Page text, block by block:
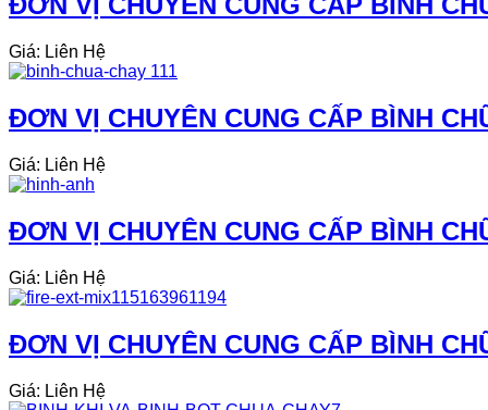
Giá: Liên Hệ
ĐƠN VỊ CHUYÊN CUNG CẤP BÌNH
Giá: Liên Hệ
ĐƠN VỊ CHUYÊN CUNG CẤP BÌNH
Giá: Liên Hệ
ĐƠN VỊ CHUYÊN CUNG CẤP BÌNH
Giá: Liên Hệ